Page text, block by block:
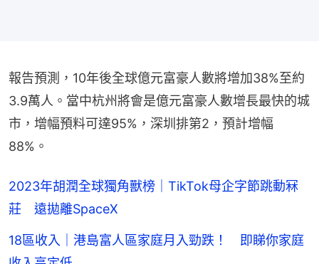
報告預測，10年後全球億元富豪人數將增加38%至約
3.9萬人。當中杭州將會是億元富豪人數增長最快的城
市，增幅預料可達95%，深圳排第2，預計增幅
88%。
2023年胡潤全球獨角獸榜｜TikTok母企字節跳動冧
莊 遠拋離SpaceX
18區收入｜港島富人區家庭月入勁跌！ 即睇你家庭